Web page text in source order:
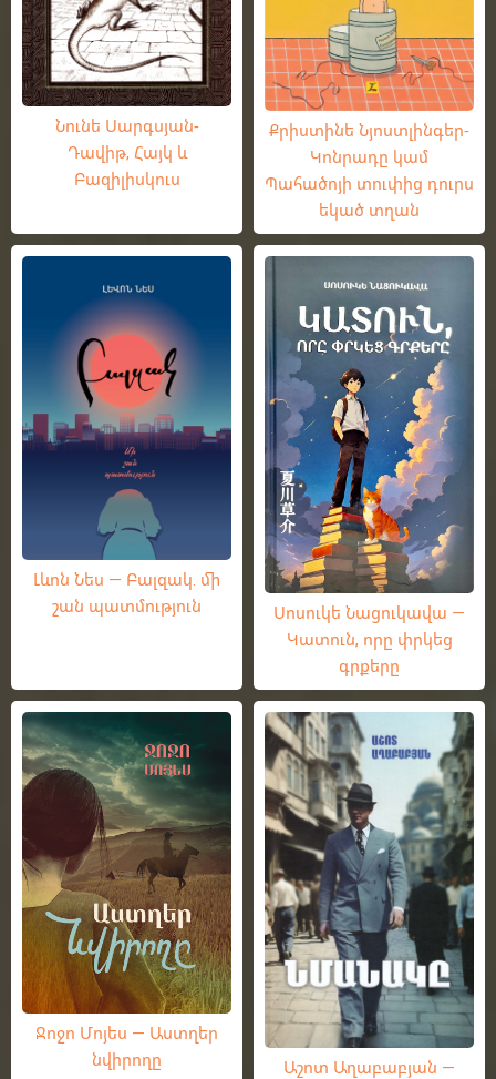
Նունե Սարգսյան-
Դավիթ, Հայկ և
Բազիլիսկուս
Քրիստինե Նյոստլինգեր-
Կոնրադը կամ
Պահածոյի տուփից դուրս
եկած տղան
Լևոն Նես — Բալզակ. մի
շան պատմություն
Սոսուկե Նացուկավա —
Կատուն, որը փրկեց
գրքերը
Ջոջո Մոյես — Աստղեր
նվիրողը
Աշոտ Աղաբաբյան —